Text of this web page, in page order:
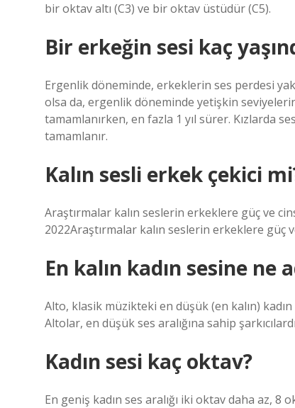
bir oktav altı (C3) ve bir oktav üstüdür (C5).
Bir erkeğin sesi kaç
Ergenlik döneminde, erkeklerin ses perdesi
olsa da, ergenlik döneminde yetişkin
tamamlanırken, en fazla 1 yıl sürer. Kızlarda
tamamlanır.
Kalın sesli erkek çekici
Araştırmalar kalın seslerin erkeklere güç ve
2022Araştırmalar kalın seslerin erkeklere güç
En kalın kadın sesine ne
Alto, klasik müzikteki en düşük (en kalın)
Altolar, en düşük ses aralığına sahip
Kadın sesi kaç oktav?
En geniş kadın ses aralığı iki oktav daha az, 8